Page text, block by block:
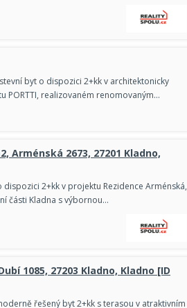
byt o dispozici 2+kk v architektonicky
PORTTI, realizovaném renomovaným…
Arménská 2673, 27201 Kladno,
2+kk v projektu Rezidence Arménská,
části Kladna s výbornou…
1085, 27203 Kladno, Kladno [ID
řešený byt 2+kk s terasou v atraktivním